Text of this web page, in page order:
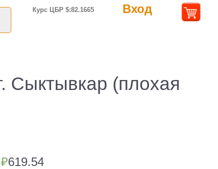
Курс ЦБР $:82.1665 Вход
Сыктывкар (плохая
₽619.54